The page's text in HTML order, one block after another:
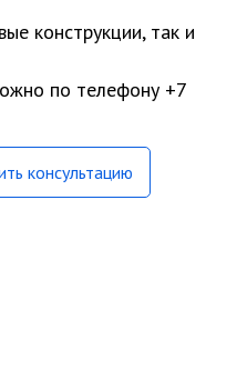
конструкции, так и
по телефону +7
консультацию